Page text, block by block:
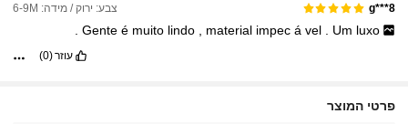
g***8 צבע: ירוק / מידה: 6-9M
Genteé muito lindo material impecável Um luxo
עוזר(0)
פרטי המוצר